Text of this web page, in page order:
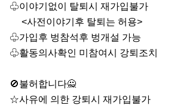
♧이야기없이 탈퇴시 재가입불가
♧가입후 벙참석후 벙개설 가능
♧활동의사확인 미참여시 강퇴조치
🚫불허합니다🙅
☆사유에 의한 강퇴시 재가입불가